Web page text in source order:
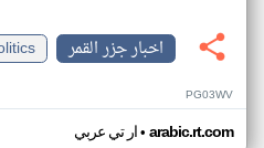
اخبار جزر القمر
PG03WV
ار تي عربي• arabic.rt.com